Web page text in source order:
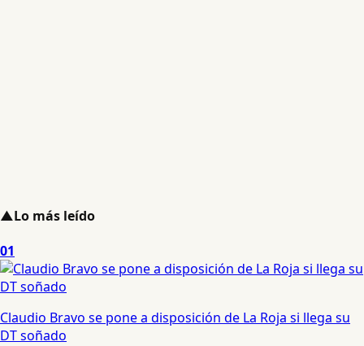
▲Lo más leído
01
Claudio Bravo se pone a disposición de La Roja si llega su
DT soñado